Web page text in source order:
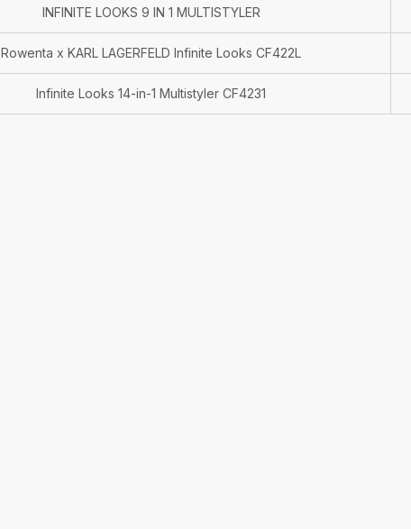
INFINITE LOOKS 9 IN 1 MULTISTYLER
Rowenta x KARL LAGERFELD Infinite Looks CF422L
Infinite Looks 14-in-1 Multistyler CF4231